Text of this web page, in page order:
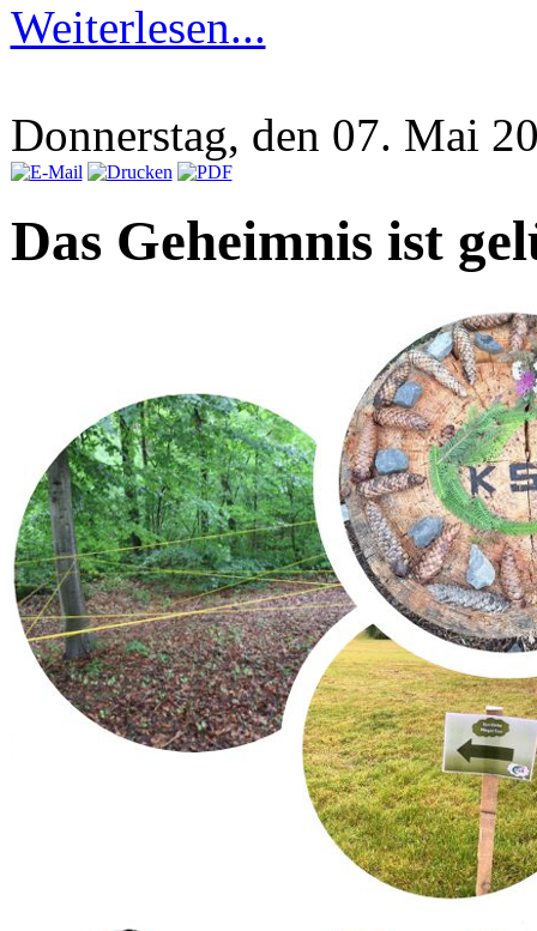
Weiterlesen...
Donnerstag, den 07. Mai
Das Geheimnis ist